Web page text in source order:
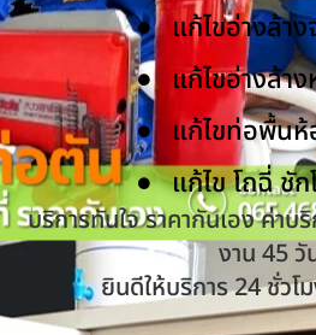
แก้ไขอ่างล้า
แก้ไขอ่างล้า
แก้ไขท่อพื้น
แก้ไข โถฉี่ ชั
บริการทันใจ ราคากันเอง ค่าบ
งาน 45 วั
ยินดีให้บริการ 24 ชั่วโ